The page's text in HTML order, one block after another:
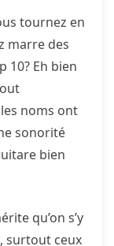
tournez en
marre des
10? Eh bien
noms ont
sonorité
bien
qu’on s’y
surtout ceux